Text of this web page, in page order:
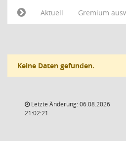
Aktuell
Gremium
Keine Daten gefunden.
Letzte Änderung: 06.08.2026
21:02:21